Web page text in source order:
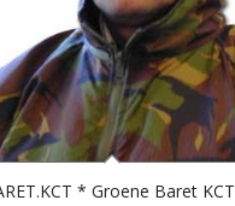
* Groene Baret KCT